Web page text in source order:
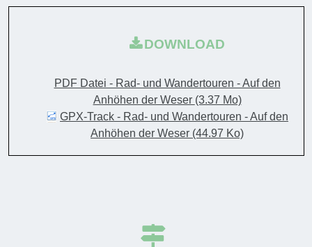
DOWNLOAD
PDF Datei - Rad- und Wandertouren - Auf den
Anhöhen der Weser (3.37 Mo)
GPX-Track - Rad- und Wandertouren - Auf den
Anhöhen der Weser (44.97 Ko)